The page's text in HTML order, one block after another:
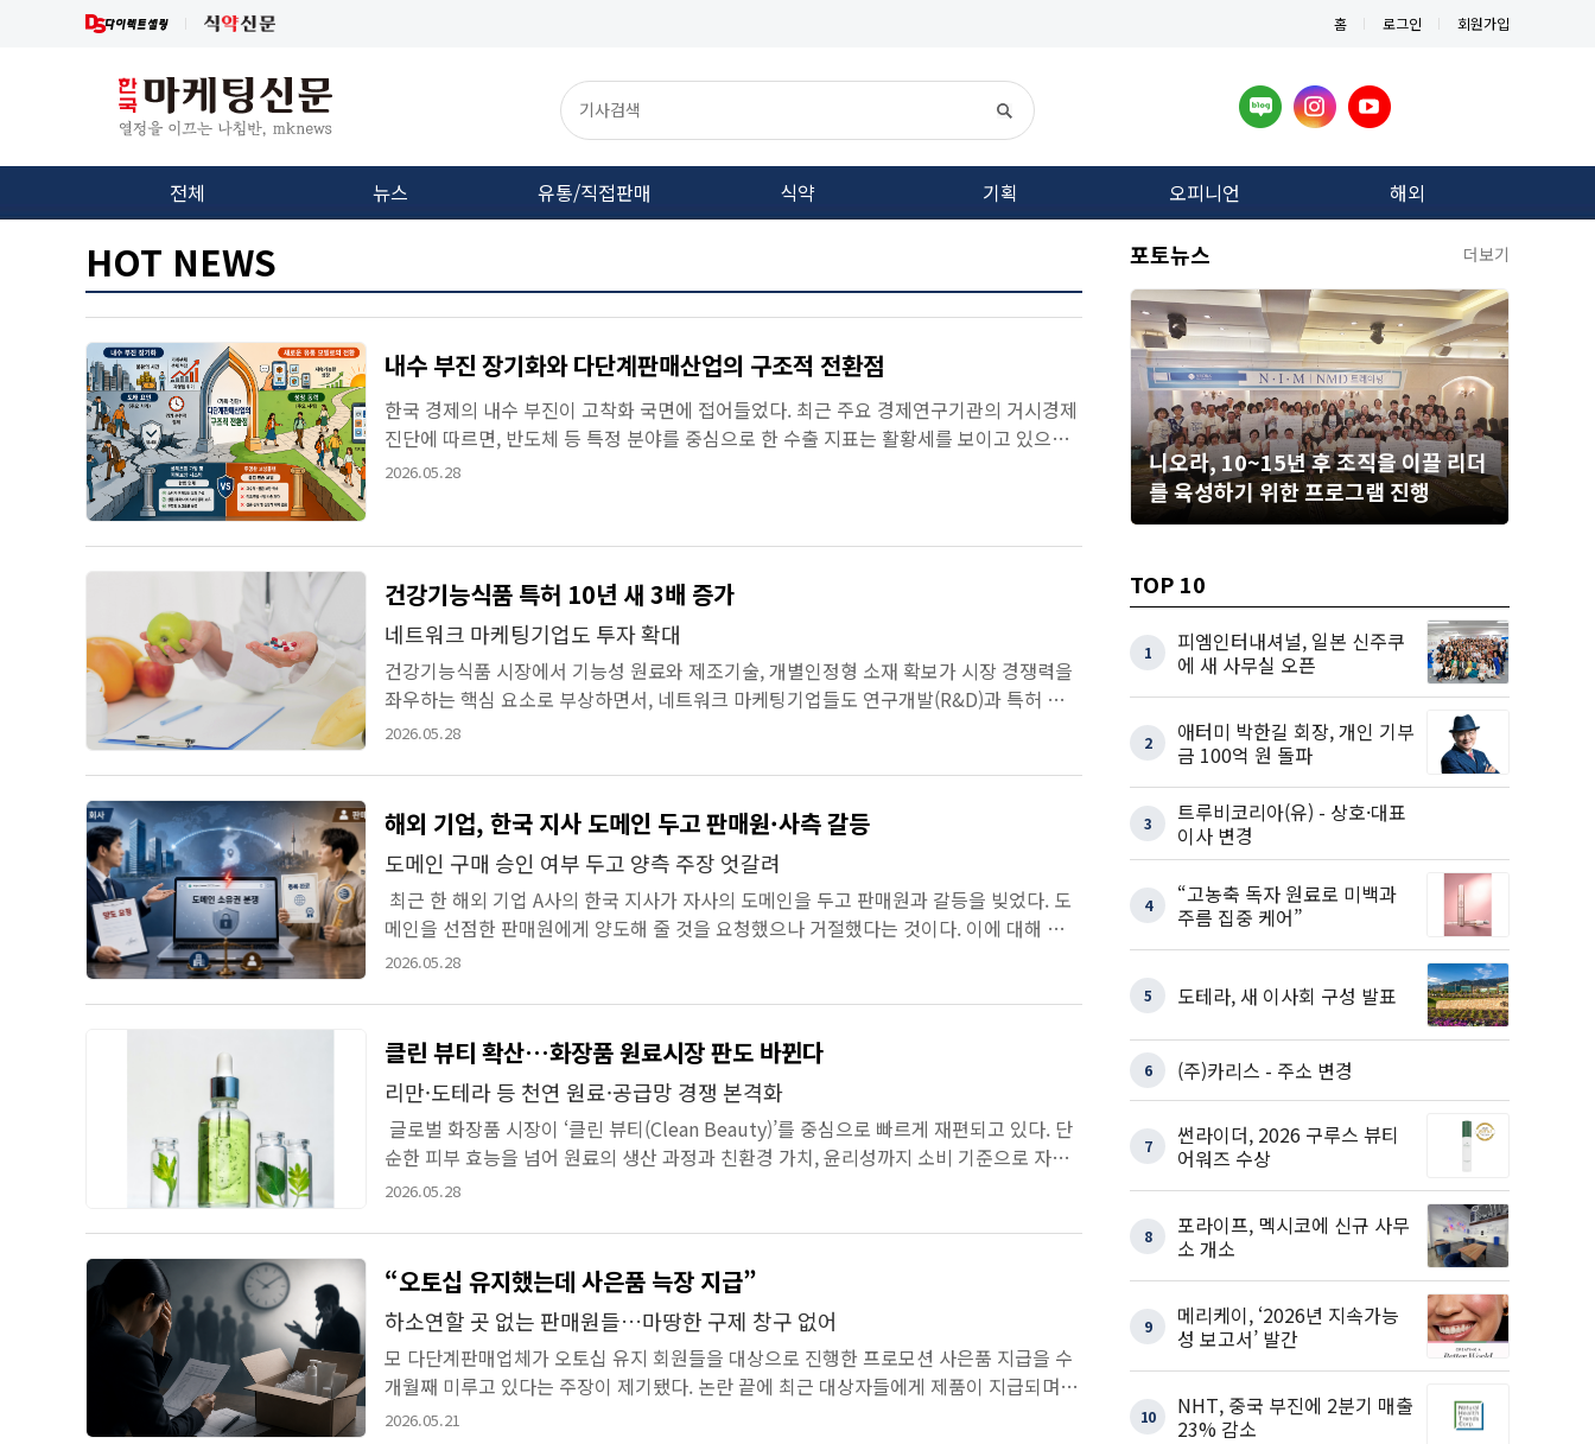
홈 로그인 회원가입
전체 뉴스 유통/직접판매 식약 기획 오피니언 해외
HOT NEWS
내수 부진 장기화와 다단계판매산업의 구조적 전환점
한국 경제의 내수 부진이 고착화 국면에 접어들었다. 최근 주요 경제연구기관의 거시경제
진단에 따르면, 반도체 등 특정 분야를 중심으로 한 수출 지표는 활황세를 보이고 있으나
그 온기가 국내 소비 및 투자 등 실...
2026.05.28
건강기능식품 특허 10년 새 3배 증가
네트워크 마케팅기업도 투자 확대
건강기능식품 시장에서 기능성 원료와 제조기술, 개별인정형 소재 확보가 시장 경쟁력을
좌우하는 핵심 요소로 부상하면서, 네트워크 마케팅기업들도 연구개발(R&D)과 특허 투
자에 적극 나서는 모습이다.지식재산...
2026.05.28
해외 기업, 한국 지사 도메인 두고 판매원·사측 갈등
도메인 구매 승인 여부 두고 양측 주장 엇갈려
최근 한 해외 기업 A사의 한국 지사가 자사의 도메인을 두고 판매원과 갈등을 빚었다. 도
메인을 선점한 판매원에게 양도해 줄 것을 요청했으나 거절했다는 것이다. 이에 대해 도
메인 소유자인 B 씨는 “스폰서를...
2026.05.28
클린 뷰티 확산…화장품 원료시장 판도 바뀐다
리만·도테라 등 천연 원료·공급망 경쟁 본격화
글로벌 화장품 시장이 ‘클린 뷰티(Clean Beauty)’를 중심으로 빠르게 재편되고 있다. 단
순한 피부 효능을 넘어 원료의 생산 과정과 친환경 가치, 윤리성까지 소비 기준으로 자리
잡으면서 화장품 산업 전반의 ...
2026.05.28
“오토십 유지했는데 사은품 늑장 지급”
하소연할 곳 없는 판매원들…마땅한 구제 창구 없어
모 다단계판매업체가 오토십 유지 회원들을 대상으로 진행한 프로모션 사은품 지급을 수
개월째 미루고 있다는 주장이 제기됐다. 논란 끝에 최근 대상자들에게 제품이 지급되며
사태는 일단락됐지만, 판매원들은 이번 ...
2026.05.21
포토뉴스 더보기
니오라, 10~15년 후 조직을 이끌 리더
를 육성하기 위한 프로그램 진행
TOP 10
1
피엠인터내셔널, 일본 신주쿠
에 새 사무실 오픈
2
애터미 박한길 회장, 개인 기부
금 100억 원 돌파
3
트루비코리아(유) - 상호·대표
이사 변경
4
“고농축 독자 원료로 미백과
주름 집중 케어”
5 도테라, 새 이사회 구성 발표
6 (주)카리스 - 주소 변경
7
썬라이더, 2026 구루스 뷰티
어워즈 수상
8
포라이프, 멕시코에 신규 사무
소 개소
9
메리케이, ‘2026년 지속가능
성 보고서’ 발간
10
NHT, 중국 부진에 2분기 매출
23% 감소